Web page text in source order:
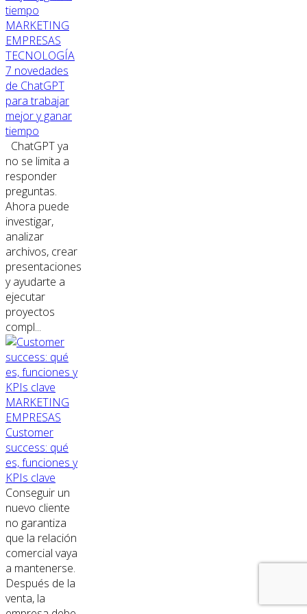
MARKETING
EMPRESAS
TECNOLOGÍA
7 novedades
de ChatGPT
para trabajar
mejor y ganar
tiempo
ChatGPT ya
no se limita a
responder
preguntas.
Ahora puede
investigar,
analizar
archivos, crear
presentaciones
y ayudarte a
ejecutar
proyectos
compl...
MARKETING
EMPRESAS
Customer
success: qué
es, funciones y
KPIs clave
Conseguir un
nuevo cliente
no garantiza
que la relación
comercial vaya
a mantenerse.
Después de la
venta, la